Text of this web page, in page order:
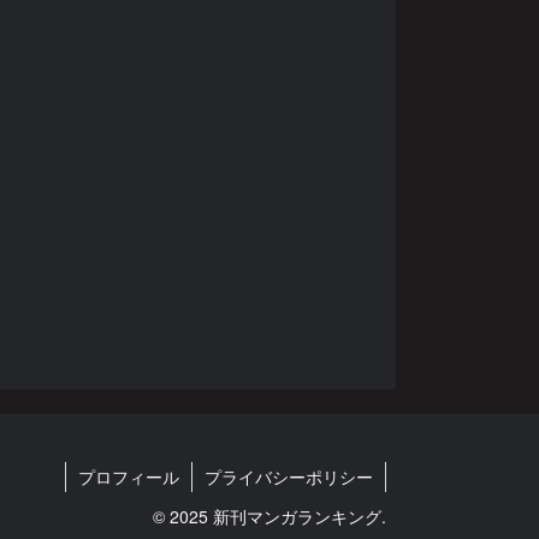
プロフィール
プライバシーポリシー
© 2025 新刊マンガランキング.